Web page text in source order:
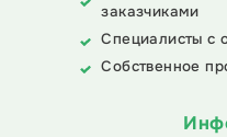
заказчиками
Специалисты с
Собственное